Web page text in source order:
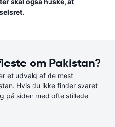
skal også huske, at
om Pakistan?
et udvalg af de mest
Hvis du ikke finder svaret
på siden med ofte stillede